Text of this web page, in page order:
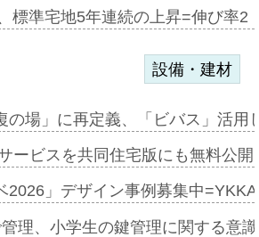
標準宅地5年連続の上昇=伸び率
設備・建材
の場」に再定義、「ビバス」活
ービスを共同住宅版にも無料公
2026」デザイン事例募集中
理、小学生の鍵管理に関する意